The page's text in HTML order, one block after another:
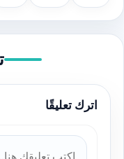
اترك تعليقًا